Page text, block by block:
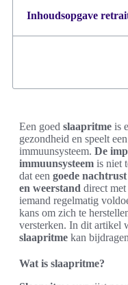
Inhoudsopgave
Een goed slaapritme is
gezondheid en speelt
immuunsysteem. De
immuunsysteem is niet
dat een goede
en weerstand direct
iemand regelmatig
kans om zich te
versterken. In dit artikel
slaapritme kan
Wat is slaapritme?